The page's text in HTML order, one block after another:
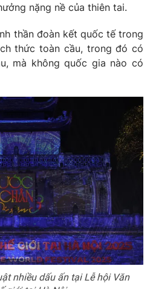
nặng nề của thiên tai.
thần đoàn kết quốc tế trong
thức toàn cầu, trong đó có
mà không quốc gia nào có
nhiều dấu ấn tại Lễ hội Văn